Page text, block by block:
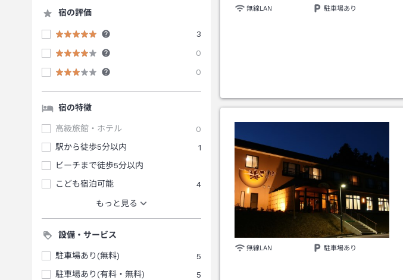
宿の評価
3
0
0
宿の特徴
高級旅館・ホテル
0
駅から徒歩5分以内
1
ビーチまで徒歩5分以内
こども宿泊可能
4
もっと見る
設備・サービス
駐車場あり(無料)
5
駐車場あり(有料・無料)
5
無線LAN 駐車場あり
無線LAN 駐車場あり